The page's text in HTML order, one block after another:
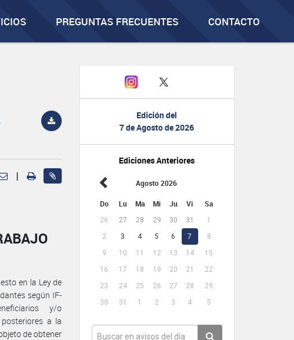
PREGUNTAS FRECUENTES CONTACTO
Edición del
7 de Agosto de 2026
Ediciones Anteriores
Agosto 2026
Do Lu Ma Mi Ju Vi Sa
26 27 28 29 30 31
1
2
3 4 5 6 7
8
9
10 11 12 13 14
15
16
17 18 19 20 21
22
23
24 25 26 27 28
29
30
31 1 2 3 4 5
|
en la Ley de
según IF-
y/o
a la
de obtener